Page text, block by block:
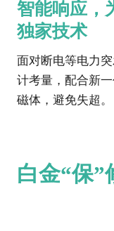
智能响应，
独家技术
面对断电等电力
计考量，配合新
磁体，避免失超。
白金“保